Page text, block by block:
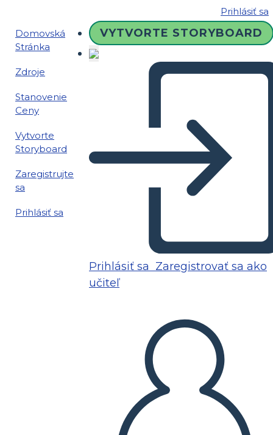
Prihlásiť sa
Domovská
Stránka
Zdroje
Stanovenie
Ceny
Vytvorte
Storyboard
Zaregistrujte
sa
Prihlásiť sa
VYTVORTE STORYBOARD
Prihlásiť sa Zaregistrovať sa ako
učiteľ